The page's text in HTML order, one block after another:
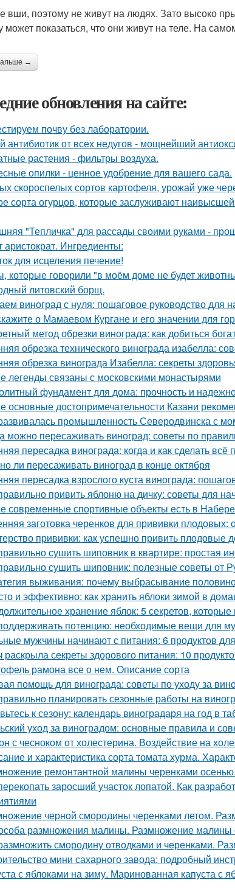
вши, поэтому не живут на людях. Зато высоко
может показаться, что они живут на теле. На
→
обновления на сайте:
почву без лаборатории.
антибиотик от всех недугов - мощнейший
растения - фильтры воздуха.
опилки - ценное удобрение для вашего сада.
скороспелых сортов картофеля, урожай уже
сорта огурцов, которые заслуживают
"Тепличка" для рассады своими руками -
аристократ. Ингредиенты:
для исцеления печение!
которые говорили "в моём доме не будет
литовский борщ.
виноград с нуля: пошаговое руководство для
о Мамаевом Кургане и его значении для
метод обрезки винограда: как добиться
обрезка технического винограда изабелла:
обрезка винограда Изабелла: секреты
легенды связаны с московскими монастырями
фундамент для дома: прочность и
основные достопримечательности Казани
промышленность Северодвинска с
можно пересаживать виноград: советы по
пересадка винограда: когда и как сделать всё
ли пересаживать виноград в конце октября
пересадка взрослого куста винограда:
привить яблоню на дичку: советы для
современные спортивные объекты есть в
заготовка черенков для прививки
прививки: как успешно привить плодовые
сушить шиповник в квартире: простая
сушить шиповник: полезные советы от
выживания: почему выбрасывание
и эффективно: как хранить яблоки зимой в
хранение яблок: 5 секретов,
потенцию: необходимые вещи для
мужчины начинают с питания: 6 продуктов
раскрыла секреты здорового питания: 10
рамона все о нем. Описание сорта
помощь для винограда: советы по уходу за
планировать сезонные работы на
к сезону: календарь виноградаря на год в
уход за виноградом: основные правила и
с чесноком от холестерина. Воздействие на
и характеристика сорта томата хурма.
ремонтантной малины черенками
заросший участок лопатой. Как
черной смородины черенками летом.
размножения малины. Размножение малины
смородину отводками и черенками.
мини сахарного завода: подробный
с яблоками на зиму. Маринованная капуста с